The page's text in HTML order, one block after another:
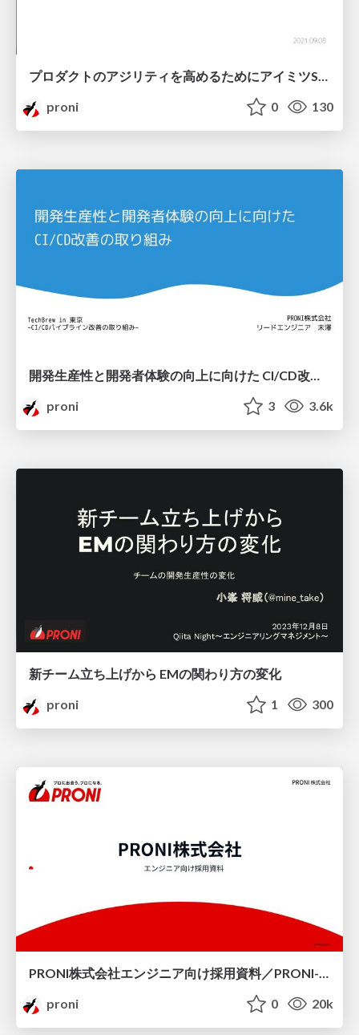
プロダクトのアジリティを高めるためにアイミツSaaSをリプレイスした話
proni
0 130
開発生産性と開発者体験の向上に向けた CI/CD改善の取り組み / proni-techbrew-in-tokyo-20240220
proni
3 3.6k
新チーム立ち上げから EMの関わり方の変化
proni
1 300
proni
0 20k